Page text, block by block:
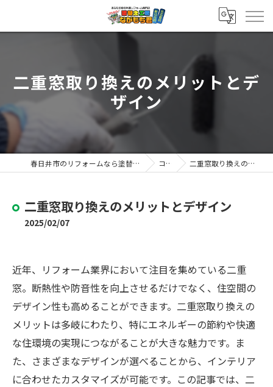
二重窓取り換えのメリットとデ
ザイン
春日井市のリフォームなら塗替え工房ながもち君 春日井店 コラム 二重窓取り換えのメリットとデザイン
二重窓取り換えのメリットとデザイン
2025/02/07
近年、リフォーム業界において注目を集めている二重
窓。断熱性や防音性を向上させるだけでなく、住空間の
デザイン性も高めることができます。二重窓取り換えの
メリットは多岐にわたり、特にエネルギーの節約や快適
な住環境の実現につながることが大きな魅力です。ま
た、さまざまなデザインが選べることから、インテリア
に合わせたカスタマイズが可能です。この記事では、二